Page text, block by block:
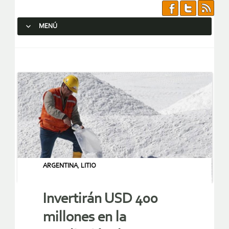
MENÚ
ARGENTINA, LITIO
Invertirán USD 400
millones en la